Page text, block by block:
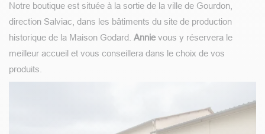
Notre boutique est située à la sortie de la ville de Gourdon,
direction Salviac, dans les bâtiments du site de production
historique de la Maison Godard. Annievous y réservera le
meilleur accueil et vous conseillera dans le choix de vos
produits.